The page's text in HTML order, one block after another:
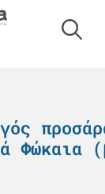
Φώκαια